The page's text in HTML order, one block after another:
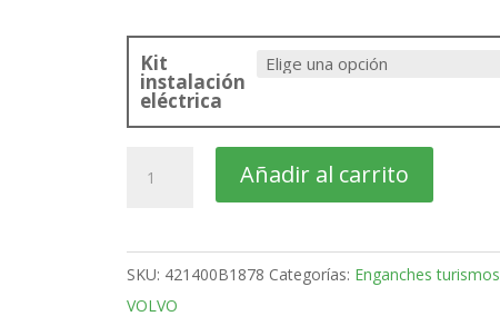
Kit
instalación
eléctrica
S40
Puertas
Bola
fija
Añadir al carrito
SKU: 421400B1878 Categorías: Enganches turismos
VOLVO